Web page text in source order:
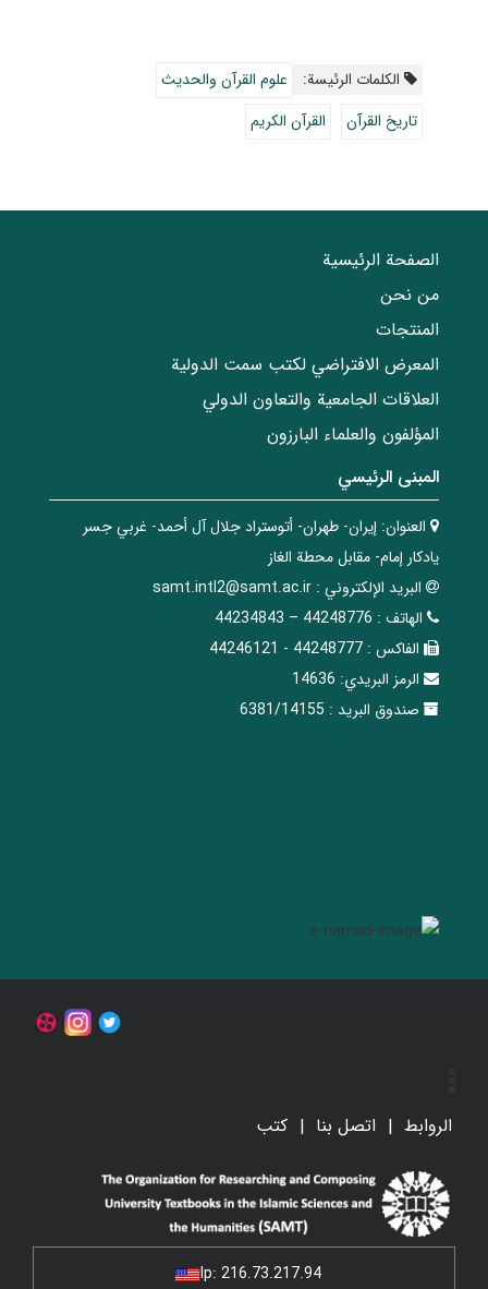
الکلمات الرئيسة:
علوم القرآن والحديث
تاريخ القرآن
القرآن الكريم
الصفحة الرئيسية
من نحن
المنتجات
المعرض الافتراضي لكتب سمت الدولية
العلاقات الجامعیة والتعاون الدولي
المؤلفون والعلماء البارزون
المبنی الرئيسي
العنوان: إيران- طهران- أتوستراد جلال آل أحمد- غربي جسر
يادكار إمام- مقابل محطة الغاز
البريد الإلکتروني : samt.intl2@samt.ac.ir
الهاتف : 44248776 – 44234843
الفاکس : 44248777 - 44246121
الرمز البريدي: 14636
صندوق البريد : 6381/14155
الروابط اتصل بنا کتب
Ip: 216.73.217.94